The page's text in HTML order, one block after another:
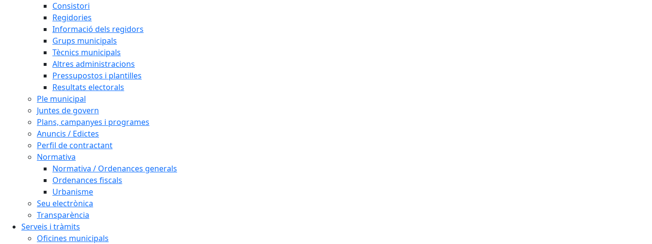
Consistori
Regidories
Informació dels regidors
Grups municipals
Tècnics municipals
Altres administracions
Pressupostos i plantilles
Resultats electorals
Ple municipal
Juntes de govern
Plans, campanyes i programes
Anuncis / Edictes
Perfil de contractant
Normativa
Normativa / Ordenances generals
Ordenances fiscals
Urbanisme
Seu electrònica
Transparència
Serveis i tràmits
Oficines municipals